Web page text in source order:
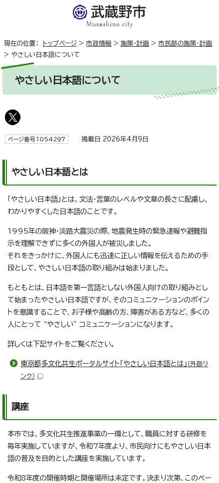
現在の位置： トップページ > 市政情報 > 施策・計画 > 市民部の施策・計画
> やさしい日本語について
やさしい日本語について
ページ番号1054297 掲載日 2026年4月9日
やさしい日本語とは
「やさしい日本語」とは、文法・言葉のレベルや文章の長さに配慮し、
わかりやすくした日本語のことです。
1995年の阪神・淡路大震災の際、地震発生時の緊急速報や避難指
示を理解できずに多くの外国人が被災しました。
それをきっかけに、外国人にも迅速に正しい情報を伝えるための手
段として、やさしい日本語の取り組みは始まりました。
もともとは、日本語を第一言語としない外国人向けの取り組みとし
て始まったやさしい日本語ですが、そのコミュニケーションのポイン
トを意識することで、お子様や高齢の方、障害がある方など、多くの
人にとって “やさしい” コミュニケーションになります。
詳しくは下記サイトをご覧ください。
東京都多文化共生ポータルサイト「やさしい日本語とは」 （外部リ
ンク）
講座
本市では、多文化共生推進事業の一環として、職員に対する研修を
毎年実施していますが、令和7年度より、市民向けにもやさしい日本
語の普及を目的とした講座を実施しています。
令和8年度の開催時期と開催場所は未定です。決まり次第、このペー